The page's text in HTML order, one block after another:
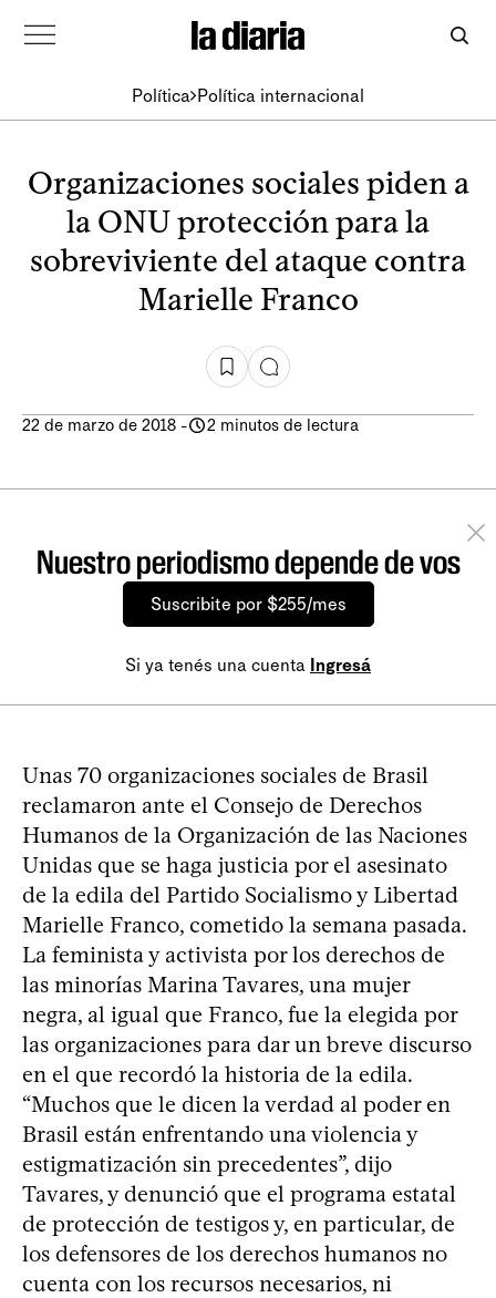
Política Política internacional
Organizaciones sociales piden a
la ONU protección para la
sobreviviente del ataque contra
Marielle Franco
22 de marzo de 2018 - 2 minutos de lectura
Nuestro periodismo depende de vos
Suscribite por $255/mes
Si ya tenés una cuenta Ingresá
Unas 70 organizaciones sociales de Brasil
reclamaron ante el Consejo de Derechos
Humanos de la Organización de las Naciones
Unidas que se haga justicia por el asesinato
de la edila del Partido Socialismo y Libertad
Marielle Franco, cometido la semana pasada.
La feminista y activista por los derechos de
las minorías Marina Tavares, una mujer
negra, al igual que Franco, fue la elegida por
las organizaciones para dar un breve discurso
en el que recordó la historia de la edila.
“Muchos que le dicen la verdad al poder en
Brasil están enfrentando una violencia y
estigmatización sin precedentes”, dijo
Tavares, y denunció que el programa estatal
de protección de testigos y, en particular, de
los defensores de los derechos humanos no
cuenta con los recursos necesarios, ni